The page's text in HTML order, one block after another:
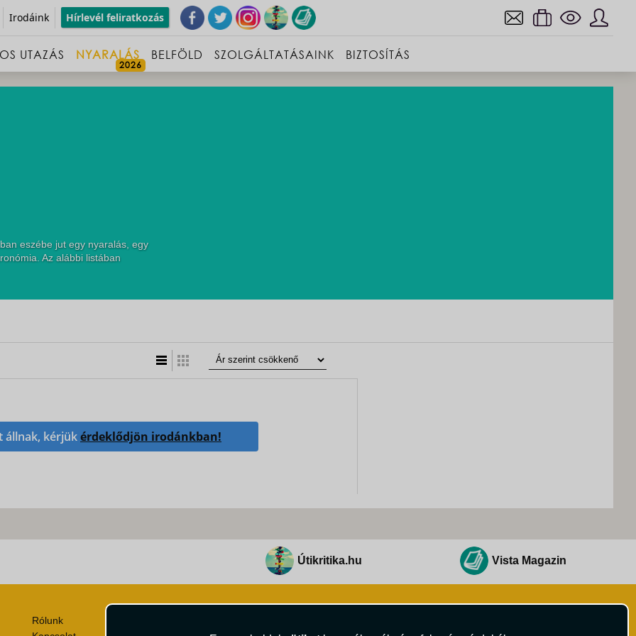
Irodáink Hírlevél feliratkozás
UTAZÁS NYARALÁS BELFÖLD SZOLGÁLTATÁSAINK BIZTOSÍTÁS
eszébe jut egy nyaralás, egy
Az alábbi listában
állnak, kérjükérdeklődjön irodánkban!
Útikritika.hu Vista Magazin
Rólunk